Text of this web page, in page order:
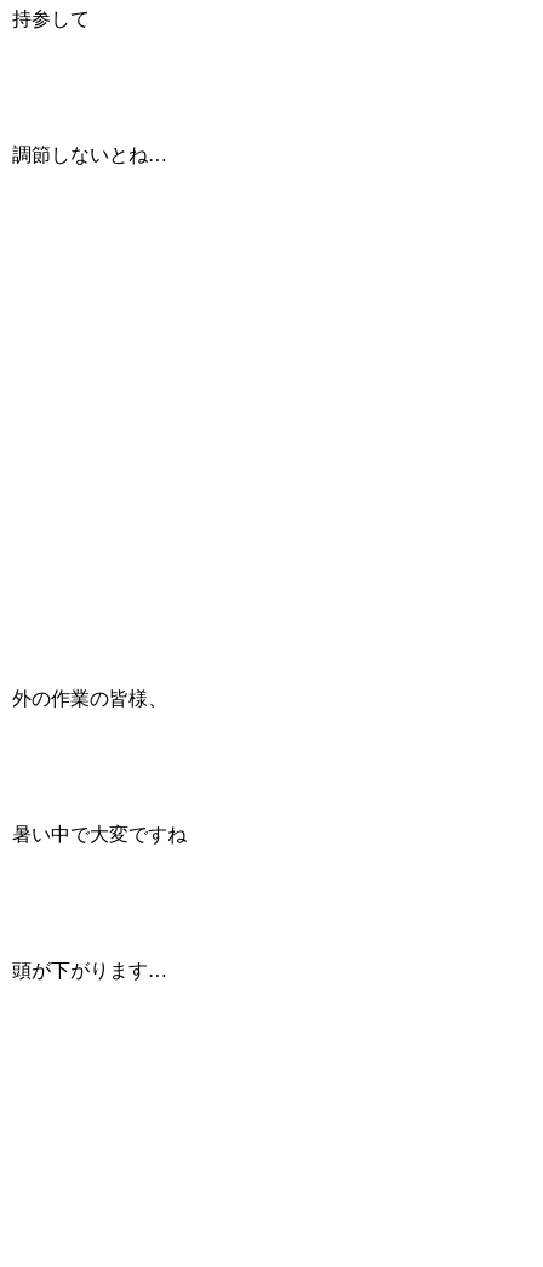
持参して
調節しないとね…
外の作業の皆様、
暑い中で大変ですね
頭が下がります…